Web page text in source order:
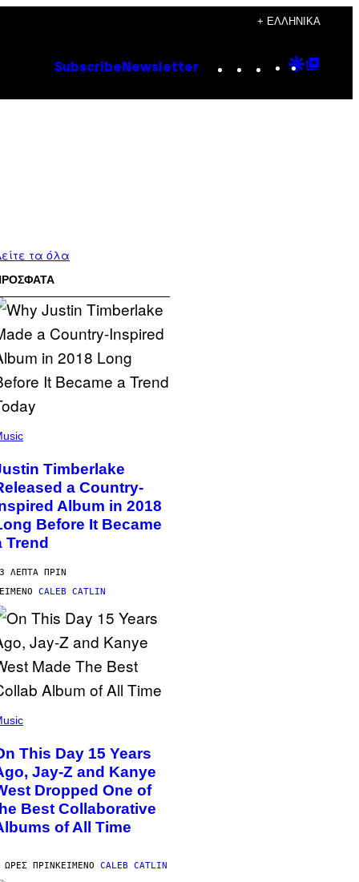
+ ΕΛΛΗΝΙΚΆ
Subscribe Newsletter Instagram
TikTok
YouTube
Google
τα όλα
Timberlake
a Country-
Album in 2018
Before It Became
Trend
ΛΕΠΤΆ ΠΡΙΝ
CALEB CATLIN
This Day 15 Years
Jay-Z and Kanye
Dropped One of
Best Collaborative
of All Time
ΏΡΕΣ ΠΡΙΝΚΕΊΜΕΝΟ CALEB CATLIN